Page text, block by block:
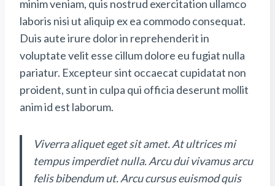
minim veniam, quis nostrud exercitation ullamco
laboris nisi ut aliquip ex ea commodo consequat.
Duis aute irure dolor in reprehenderit in
voluptate velit esse cillum dolore eu fugiat nulla
pariatur. Excepteur sint occaecat cupidatat non
proident, sunt in culpa qui officia deserunt mollit
anim id est laborum.
Viverra aliquet eget sit amet. At ultrices mi
tempus imperdiet nulla. Arcu dui vivamus arcu
felis bibendum ut. Arcu cursus euismod quis